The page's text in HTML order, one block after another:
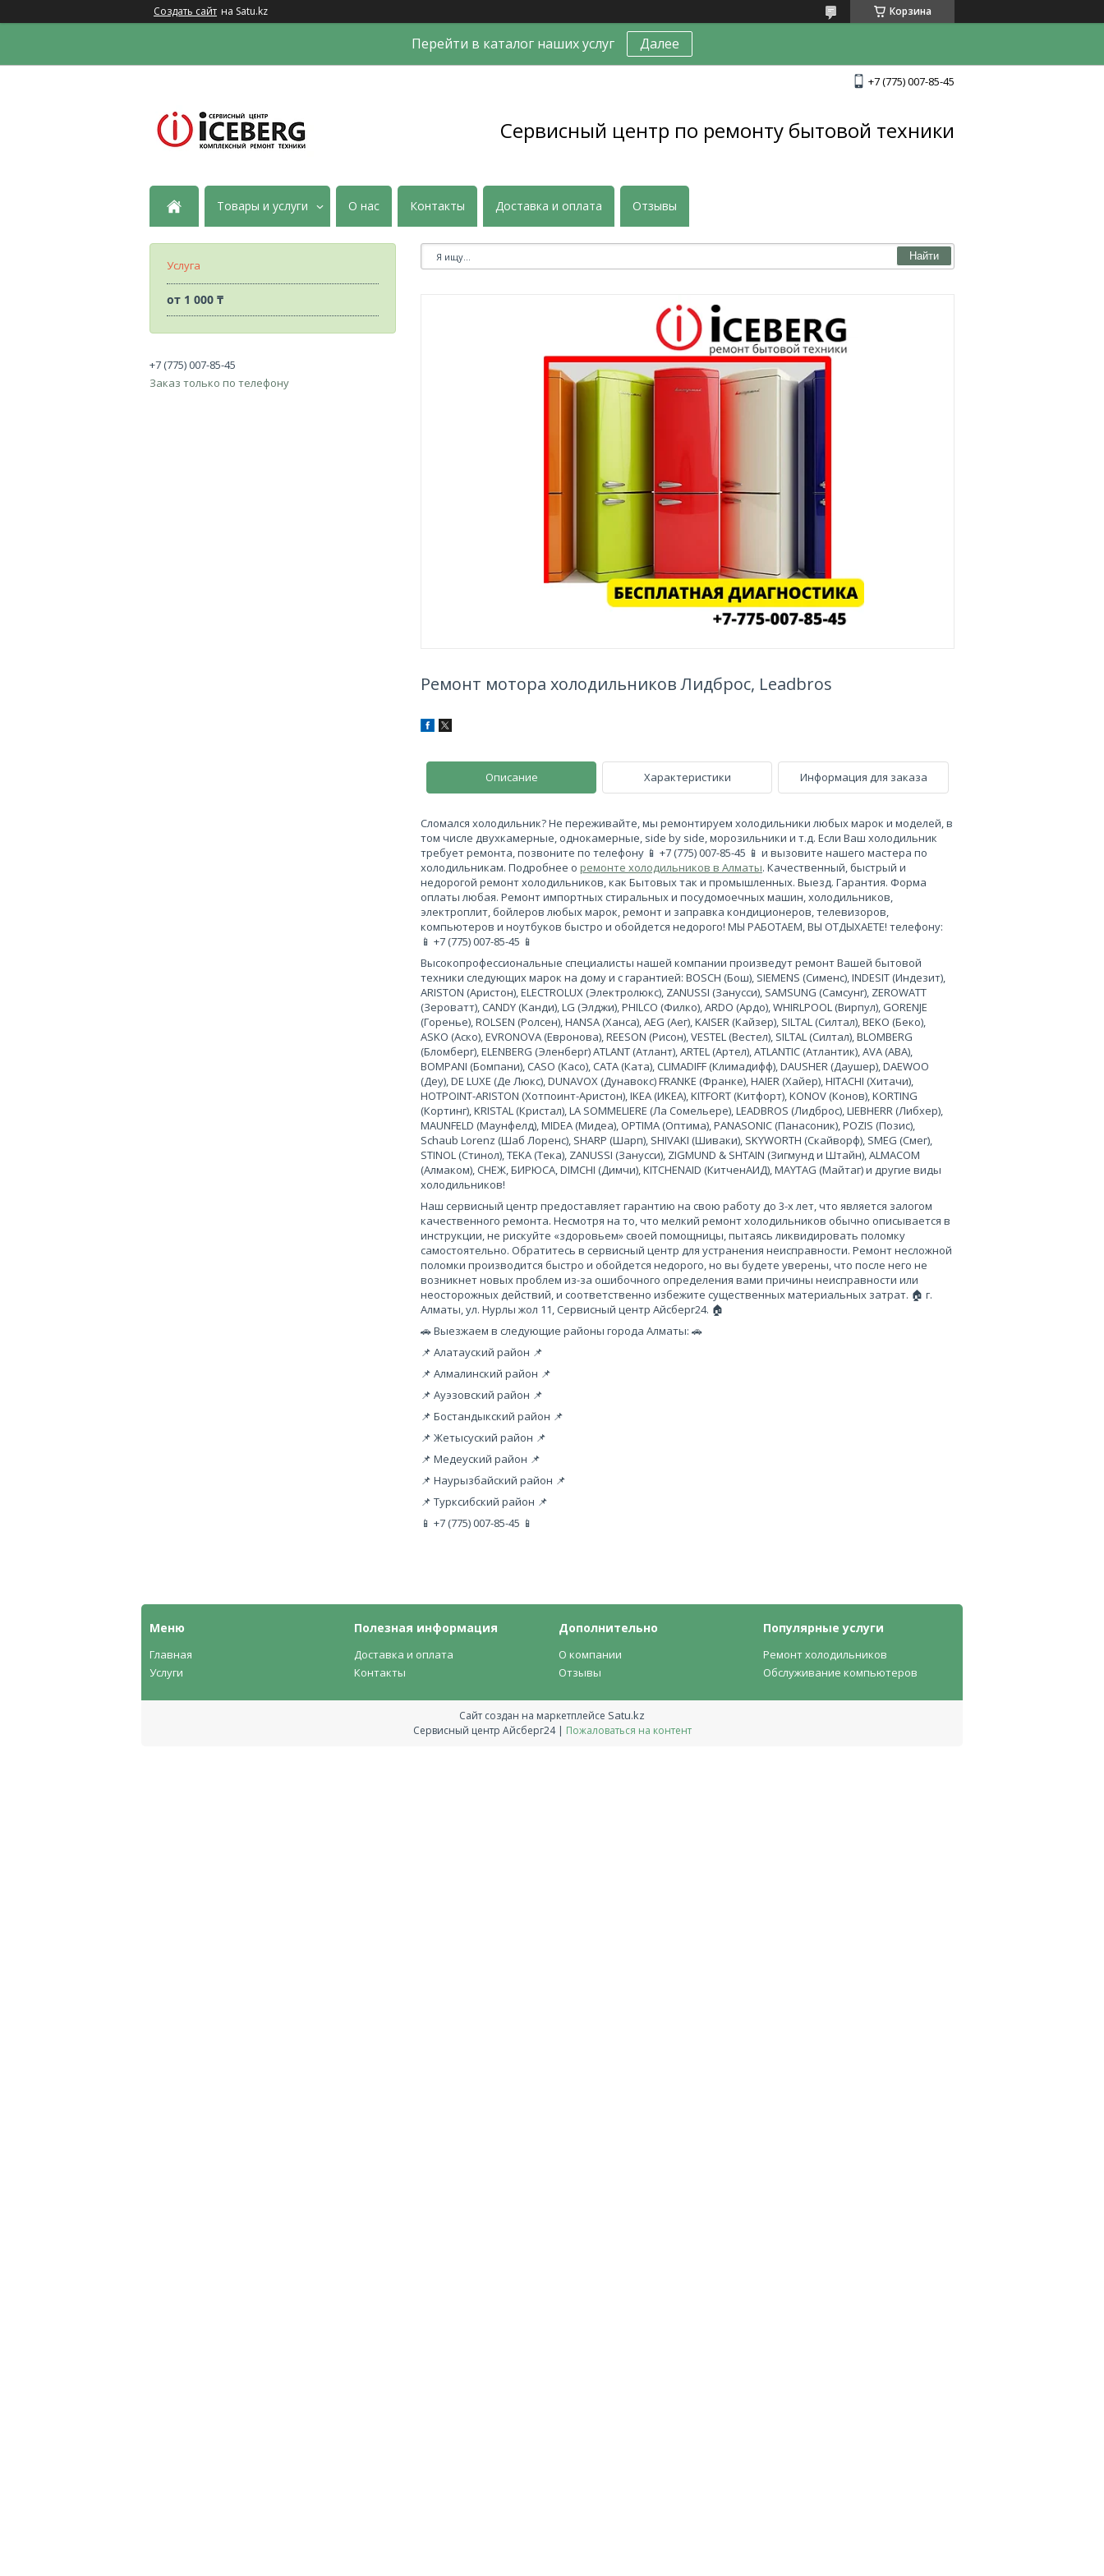
Создать сайт на Satu.kz Корзина
Перейти в каталог наших услуг Далее
+7 (775) 007-85-45
Сервисный центр по ремонту бытовой техники
Товары и услуги О нас Контакты Доставка и оплата Отзывы
Найти
Ремонт мотора холодильников Лидброс, Leadbros
Описание Характеристики Информация для заказа
Сломался холодильник? Не переживайте, мы ремонтируем холодильники любых марок и моделей, в
том числе двухкамерные, однокамерные, side by side, морозильники и т.д. Если Ваш холодильник
требует ремонта, позвоните по телефону 📱 +7 (775) 007-85-45 📱 и вызовите нашего мастера по
холодильникам. Подробнее о ремонте холодильников в Алматы. Качественный, быстрый и
недорогой ремонт холодильников, как Бытовых так и промышленных. Выезд. Гарантия. Форма
оплаты любая. Ремонт импортных стиральных и посудомоечных машин, холодильников,
электроплит, бойлеров любых марок, ремонт и заправка кондиционеров, телевизоров,
компьютеров и ноутбуков быстро и обойдется недорого! МЫ РАБОТАЕМ, ВЫ ОТДЫХАЕТЕ! телефону:
📱 +7 (775) 007-85-45 📱
Высокопрофессиональные специалисты нашей компании произведут ремонт Вашей бытовой
техники следующих марок на дому и с гарантией: BOSCH (Бош), SIEMENS (Сименс), INDESIT (Индезит),
ARISTON (Аристон), ELECTROLUX (Электролюкс), ZANUSSI (Занусси), SAMSUNG (Самсунг), ZEROWATT
(Зероватт), CANDY (Канди), LG (Элджи), PHILCO (Филко), ARDO (Ардо), WHIRLPOOL (Вирпул), GORENJE
(Горенье), ROLSEN (Ролсен), HANSA (Ханса), AEG (Аег), KAISER (Кайзер), SILTAL (Силтал), BEKO (Беко),
ASKO (Аско), EVRONOVA (Евронова), REESON (Рисон), VESTEL (Вестел), SILTAL (Силтал), BLOMBERG
(Бломберг), ELENBERG (Эленберг) ATLANT (Атлант), ARTEL (Артел), ATLANTIC (Атлантик), AVA (АВА),
BOMPANI (Бомпани), CASO (Касо), CATA (Ката), CLIMADIFF (Климадифф), DAUSHER (Даушер), DAEWOO
(Деу), DE LUXE (Де Люкс), DUNAVOX (Дунавокс) FRANKE (Франке), HAIER (Хайер), HITACHI (Хитачи),
HOTPOINT-ARISTON (Хотпоинт-Аристон), IKEA (ИКЕА), KITFORT (Китфорт), KONOV (Конов), KORTING
(Кортинг), KRISTAL (Кристал), LA SOMMELIERE (Ла Сомельере), LEADBROS (Лидброс), LIEBHERR (Либхер),
MAUNFELD (Маунфелд), MIDEA (Мидеа), OPTIMA (Оптима), PANASONIC (Панасоник), POZIS (Позис),
Schaub Lorenz (Шаб Лоренс), SHARP (Шарп), SHIVAKI (Шиваки), SKYWORTH (Скайворф), SMEG (Смег),
STINOL (Стинол), TEKA (Тека), ZANUSSI (Занусси), ZIGMUND & SHTAIN (Зигмунд и Штайн), ALMACOM
(Алмаком), СНЕЖ, БИРЮСА, DIMCHI (Димчи), KITCHENAID (КитченАИД), MAYTAG (Майтаг) и другие виды
холодильников!
Наш сервисный центр предоставляет гарантию на свою работу до 3-х лет, что является залогом
качественного ремонта. Несмотря на то, что мелкий ремонт холодильников обычно описывается в
инструкции, не рискуйте «здоровьем» своей помощницы, пытаясь ликвидировать поломку
самостоятельно. Обратитесь в сервисный центр для устранения неисправности. Ремонт несложной
поломки производится быстро и обойдется недорого, но вы будете уверены, что после него не
возникнет новых проблем из-за ошибочного определения вами причины неисправности или
неосторожных действий, и соответственно избежите существенных материальных затрат. 🏠 г.
Алматы, ул. Нурлы жол 11, Сервисный центр Айсберг24. 🏠
🚗 Выезжаем в следующие районы города Алматы: 🚗
📌 Алатауский район 📌
📌 Алмалинский район 📌
📌 Ауэзовский район 📌
📌 Бостандыкский район 📌
📌 Жетысуский район 📌
📌 Медеуский район 📌
📌 Наурызбайский район 📌
📌 Турксибский район 📌
📱 +7 (775) 007-85-45 📱
Услуга
от 1 000 ₸
+7 (775) 007-85-45
Заказ только по телефону
Меню
Главная
Услуги
Полезная информация
Доставка и оплата
Контакты
Дополнительно
О компании
Отзывы
Популярные услуги
Ремонт холодильников
Обслуживание компьютеров
Сайт создан на маркетплейсе Satu.kz
Сервисный центр Айсберг24 | Пожаловаться на контент